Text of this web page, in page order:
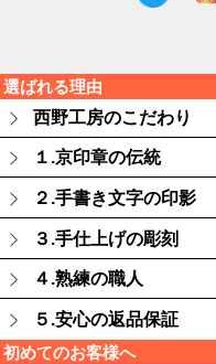
選ばれる理由
西野工房のこだわり
１.京印章の伝統
２.手書き文字の印影
３.手仕上げの彫刻
４.熟練の職人
５.安心の返品保証
初めてのお客様へ